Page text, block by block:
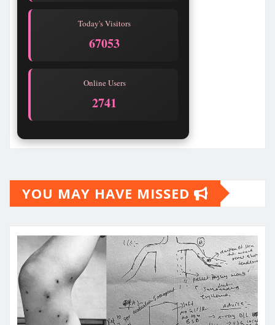
Today's Visitors
67053
Online Users
2741
YOU MAY HAVE MISSED